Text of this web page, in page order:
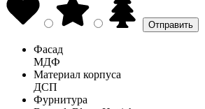
Фасад
МДФ
Материал корпуса
ДСП
Фурнитура